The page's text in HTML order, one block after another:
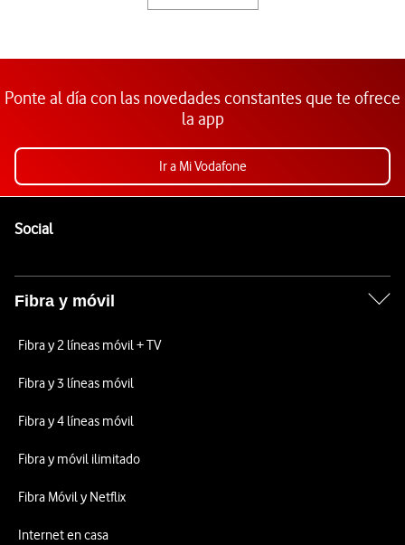
Ponte al día con las novedades constantes que te ofrece
la app
Ir a Mi Vodafone
SocialEnlaces a las redes sociales de Vodafone
Fibra y móvil
Fibra y 2 líneas móvil + TV
Fibra y 3 líneas móvil
Fibra y 4 líneas móvil
Fibra y móvil ilimitado
Fibra Móvil y Netflix
Internet en casa